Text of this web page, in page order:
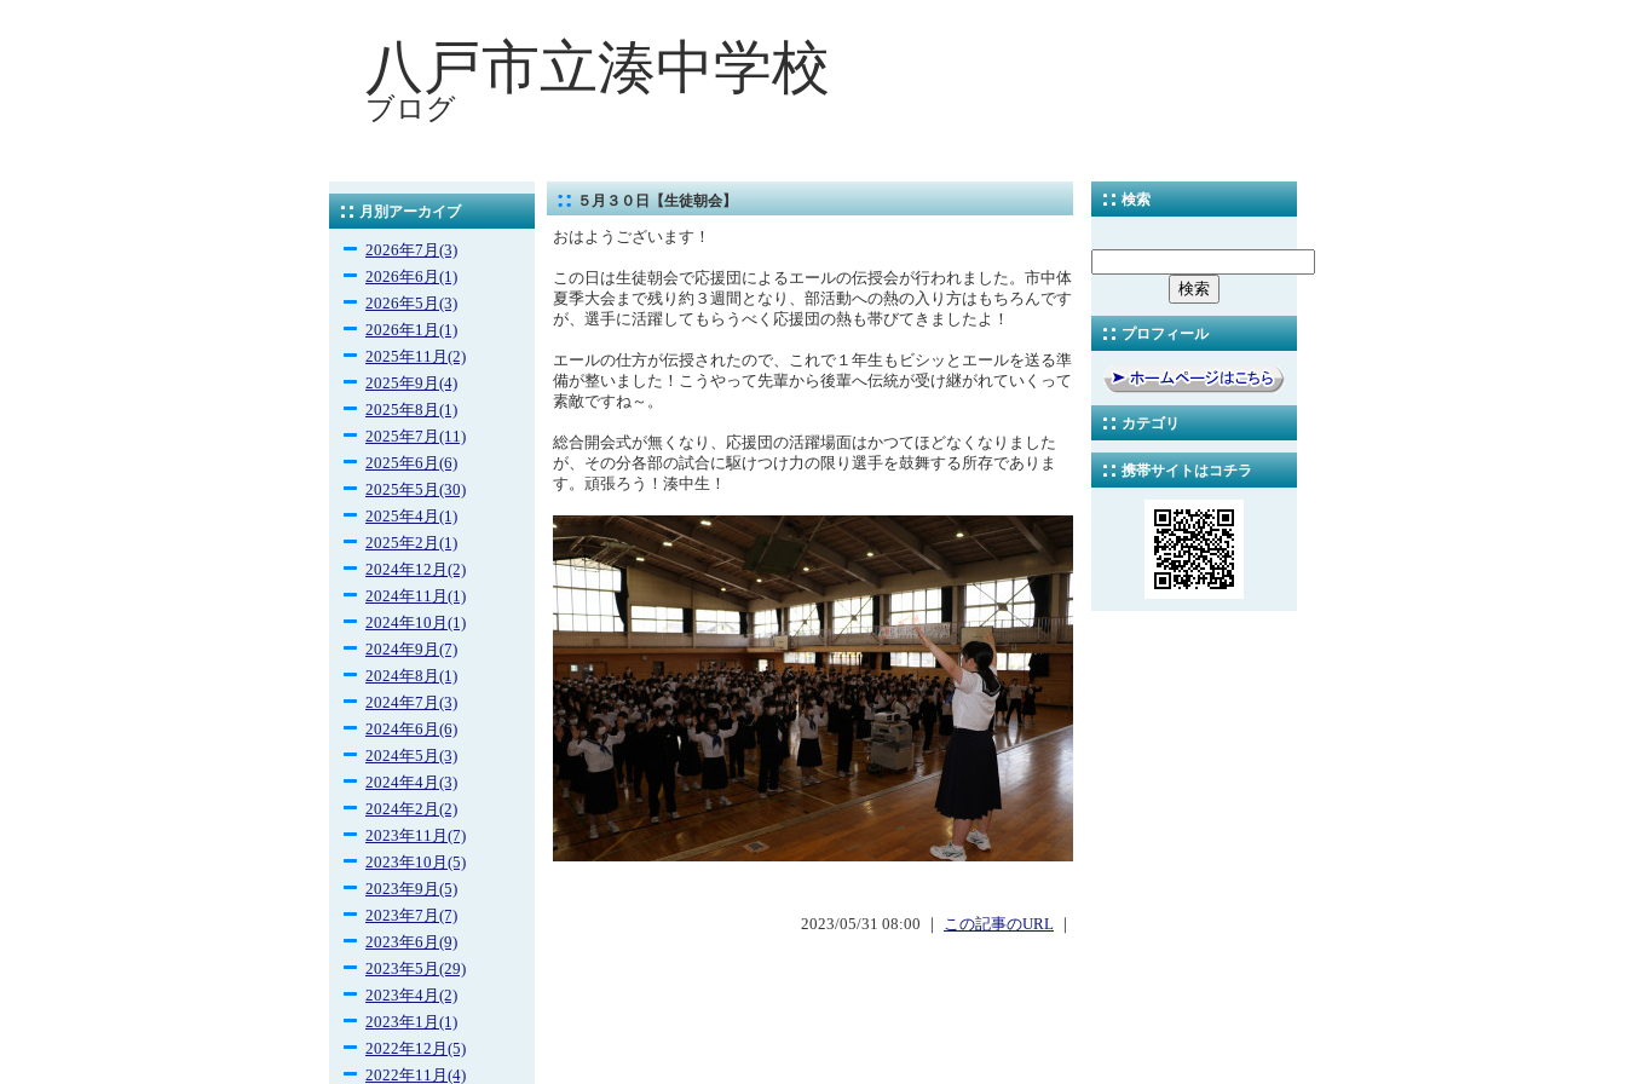
八戸市立湊中学校
ブログ
月別アーカイブ
2026年7月(3)
2026年6月(1)
2026年5月(3)
2026年1月(1)
2025年11月(2)
2025年9月(4)
2025年8月(1)
2025年7月(11)
2025年6月(6)
2025年5月(30)
2025年4月(1)
2025年2月(1)
2024年12月(2)
2024年11月(1)
2024年10月(1)
2024年9月(7)
2024年8月(1)
2024年7月(3)
2024年6月(6)
2024年5月(3)
2024年4月(3)
2024年2月(2)
2023年11月(7)
2023年10月(5)
2023年9月(5)
2023年7月(7)
2023年6月(9)
2023年5月(29)
2023年4月(2)
2023年1月(1)
2022年12月(5)
2022年11月(4)
検索
プロフィール
カテゴリ
携帯サイトはコチラ
５月３０日【生徒朝会】
おはようございます！
この日は生徒朝会で応援団によるエールの伝授会が行われました。市中体
夏季大会まで残り約３週間となり、部活動への熱の入り方はもちろんです
が、選手に活躍してもらうべく応援団の熱も帯びてきましたよ！
エールの仕方が伝授されたので、これで１年生もビシッとエールを送る準
備が整いました！こうやって先輩から後輩へ伝統が受け継がれていくって
素敵ですね～。
総合開会式が無くなり、応援団の活躍場面はかつてほどなくなりました
が、その分各部の試合に駆けつけ力の限り選手を鼓舞する所存でありま
す。頑張ろう！湊中生！
2023/05/31 08:00 ｜ この記事のURL